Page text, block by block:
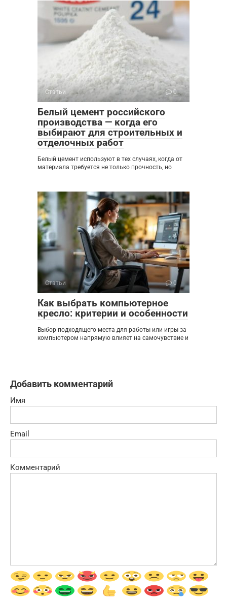
Статьи 0
Белый цемент российского
производства — когда его
выбирают для строительных и
отделочных работ
Белый цемент используют в тех случаях, когда от
материала требуется не только прочность, но
Статьи 0
Как выбрать компьютерное
кресло: критерии и особенности
Выбор подходящего места для работы или игры за
компьютером напрямую влияет на самочувствие и
Добавить комментарий
Имя
Email
Комментарий